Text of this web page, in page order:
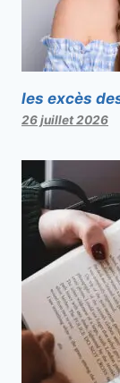
les excès
26 juillet 2026